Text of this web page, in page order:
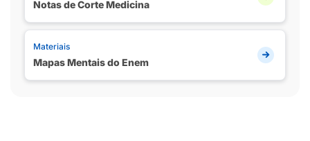
Notas de Corte Medicina
Materiais
Mapas Mentais do Enem